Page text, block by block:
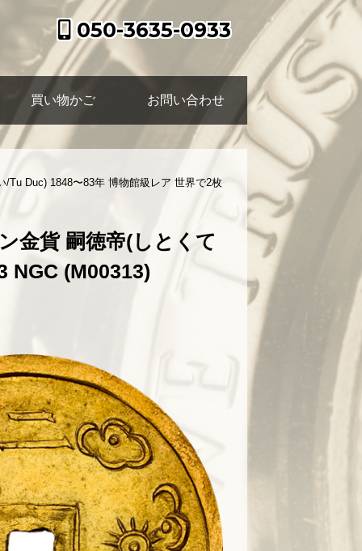
050-3635-0933
買い物かご お問い合わせ
Tu Duc) 1848〜83年 博物館級レア 世界で2枚
金貨 嗣徳帝(しとくて
NGC (M00313)